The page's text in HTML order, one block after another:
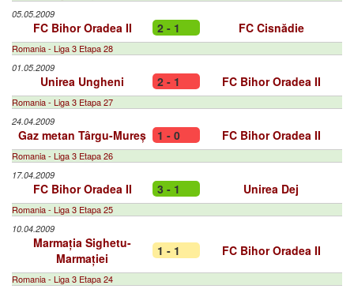
05.05.2009
FC Bihor Oradea II 2 - 1 FC Cisnădie
Romania - Liga 3 Etapa 28
01.05.2009
Unirea Ungheni 2 - 1 FC Bihor Oradea II
Romania - Liga 3 Etapa 27
24.04.2009
Gaz metan Târgu-Mureș 1 - 0 FC Bihor Oradea II
Romania - Liga 3 Etapa 26
17.04.2009
FC Bihor Oradea II 3 - 1 Unirea Dej
Romania - Liga 3 Etapa 25
10.04.2009
Marmația Sighetu-
Marmației
1 - 1 FC Bihor Oradea II
Romania - Liga 3 Etapa 24